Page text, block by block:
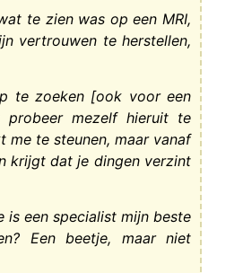
te zien was op een MRI,
vertrouwen te herstellen,
te zoeken [ook voor een
mezelf hieruit te
te steunen, maar vanaf
krijgt dat je dingen verzint
is een specialist mijn beste
Een beetje, maar niet